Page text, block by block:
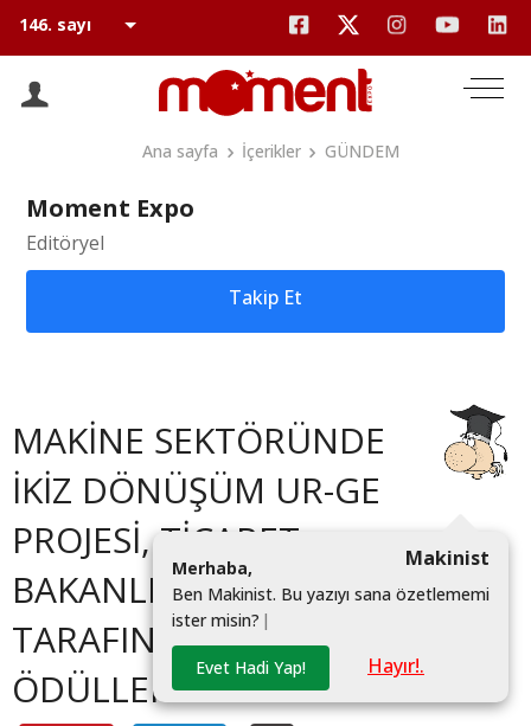
Ana sayfa İçerikler GÜNDEM
Moment Expo
Editöryel
Takip Et
MAKİNE SEKTÖRÜNDE
İKİZ DÖNÜŞÜM UR-GE
PROJESİ, TİCARET
BAKANLIĞI
TARAFINDAN
ÖDÜLLENDİRİLDİ
Makinist
Merhaba,
Ben Makinist. Bu yazıyı sana özetlememi
ister misin? |
Evet Hadi Yap! Hayır!.